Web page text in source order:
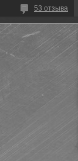
53 отзыва